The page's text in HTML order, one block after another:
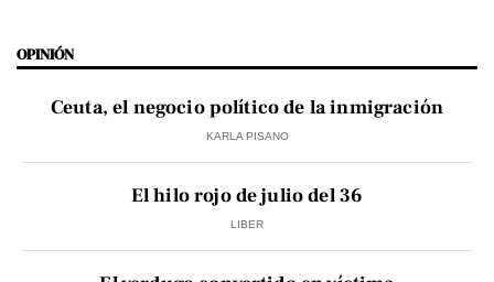
OPINIÓN
Ceuta, el negocio político de la inmigración
KARLA PISANO
El hilo rojo de julio del 36
LIBER